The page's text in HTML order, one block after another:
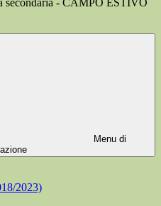
- CAMPO ESTIVO
Menu di
2023)